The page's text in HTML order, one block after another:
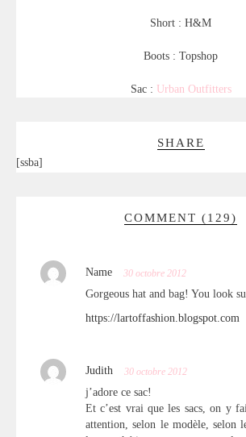
Short : H&M
Boots : Topshop
Sac : Urban Outfitters
SHARE
[ssba]
COMMENT (129)
Name 30 octobre 2012
Gorgeous hat and bag! You look
https://lartoffashion.blogspot.com
Judith 30 octobre 2012
j’adore ce sac!
Et c’est vrai que les sacs, on y
attention, selon le modèle, selon